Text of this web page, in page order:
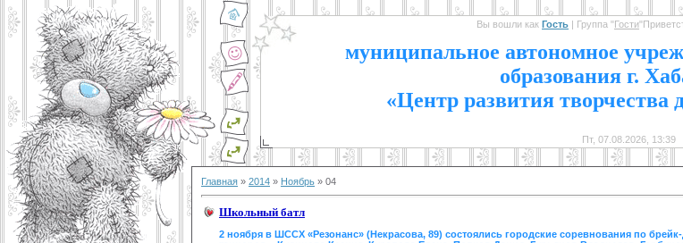
Вы вошли как Гость | Группа "Гости"
муниципальное автономное
образования г.
«Центр развития творчества
Пт, 07.08.2026, 13:39
Главная » 2014 » Ноябрь » 04
Школьный батл
2 ноября в ШССХ «Резонанс» (Некрасова, 89) состоялись городские соревнования по